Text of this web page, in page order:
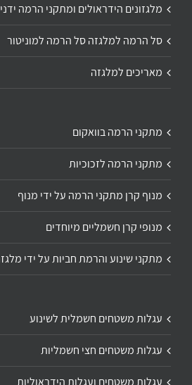
מלגזונים הידראולים ומתקני הרמה
סל הרמה למלגזה סל הרמה למוניטור
מאריכים למלגזה
מתקני הרמה בוואקום
מתקני הרמה לזכוכיות
מנוף קרן מתקני הרמה על ידי מנוף
מנופי קרן חשמליים מיוחדים
מתקני שינוע והרמת חביות על ידי
עגלות משטחים חשמלית לשינוע
עגלות משטחים חצי חשמליות
עגלות משטחים ועגלות הידראוליות